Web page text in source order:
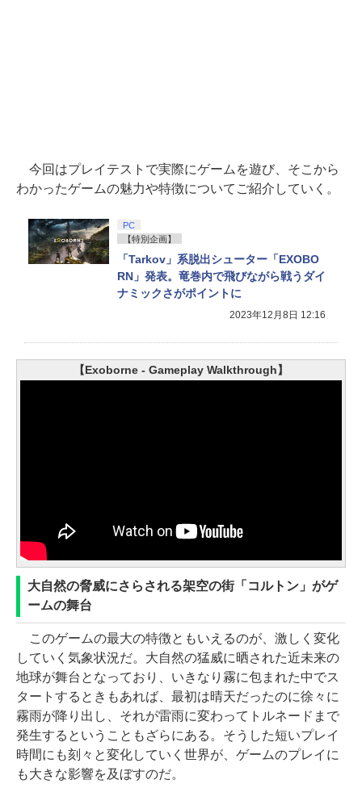
今回はプレイテストで実際にゲームを遊び、そこから
わかったゲームの魅力や特徴についてご紹介していく。
PC
【特別企画】
「Tarkov」系脱出シューター「EXOBO
RN」発表。竜巻内で飛びながら戦うダイ
ナミックさがポイントに
2023年12月8日 12:16
【Exoborne - Gameplay Walkthrough】
大自然の脅威にさらされる架空の街「コルトン」がゲ
ームの舞台
このゲームの最大の特徴ともいえるのが、激しく変化
していく気象状況だ。大自然の猛威に晒された近未来の
地球が舞台となっており、いきなり霧に包まれた中でス
タートするときもあれば、最初は晴天だったのに徐々に
霧雨が降り出し、それが雷雨に変わってトルネードまで
発生するということもざらにある。そうした短いプレイ
時間にも刻々と変化していく世界が、ゲームのプレイに
も大きな影響を及ぼすのだ。